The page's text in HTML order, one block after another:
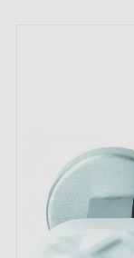
Deux tiges
pour la
Vis M4
Vis et clé